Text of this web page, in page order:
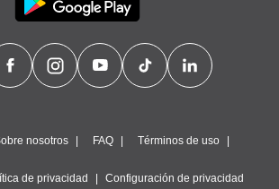
nosotros FAQ Términos de uso
de privacidad Configuración de privacidad